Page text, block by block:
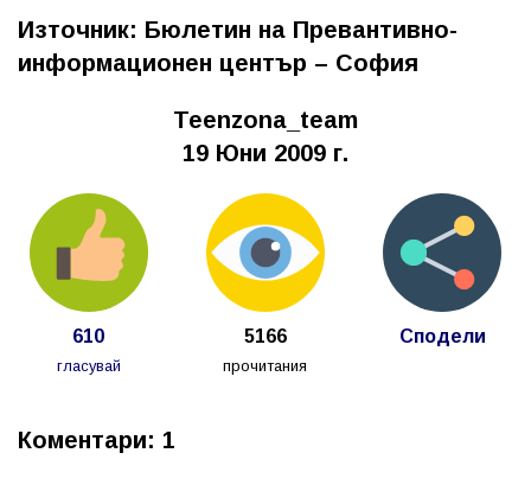
Източник: Бюлетин на Превантивно-
информационен център – София
Teenzona_team
19 Юни 2009 г.
610
гласувай
5166
прочитания
Сподели
Коментари: 1